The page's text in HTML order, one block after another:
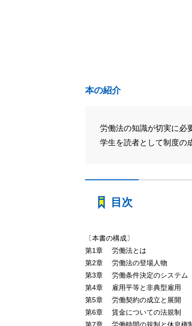
本の紹介
労働法の知識が切実に必
学生を読者として制度の
目次
〔本書の構成〕
第1章 労働法とは
第2章 労働法の登場人物
第3章 労働条件決定のシステム
第4章 雇用平等と非典型雇用
第5章 労働契約の成立と展開
第6章 賃金についての法規制
第7章 労働時間の規制と休息権